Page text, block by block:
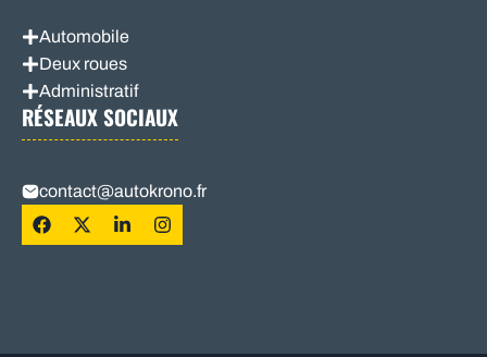
Automobile
Deux roues
Administratif
RÉSEAUX SOCIAUX
contact@autokrono.fr